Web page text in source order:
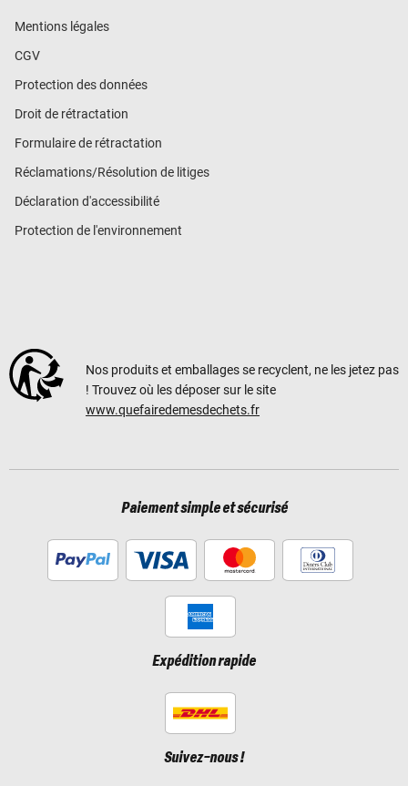
Mentions légales
CGV
Protection des données
Droit de rétractation
Formulaire de rétractation
Réclamations/Résolution de litiges
Déclaration d'accessibilité
Protection de l'environnement
Nos produits et emballages se recyclent, ne les jetez pas
! Trouvez où les déposer sur le site
www.quefairedemesdechets.fr
Paiement simple et sécurisé
Expédition rapide
Suivez-nous !